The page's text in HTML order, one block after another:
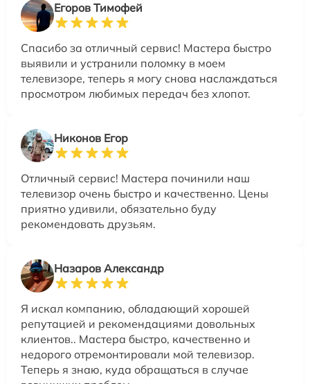
Егоров Тимофей
Спасибо за отличный сервис! Мастера быстро
выявили и устранили поломку в моем
телевизоре, теперь я могу снова наслаждаться
просмотром любимых передач без хлопот.
Никонов Егор
Отличный сервис! Мастера починили наш
телевизор очень быстро и качественно. Цены
приятно удивили, обязательно буду
рекомендовать друзьям.
Назаров Александр
Я искал компанию, обладающий хорошей
репутацией и рекомендациями довольных
клиентов.. Мастера быстро, качественно и
недорого отремонтировали мой телевизор.
Теперь я знаю, куда обращаться в случае